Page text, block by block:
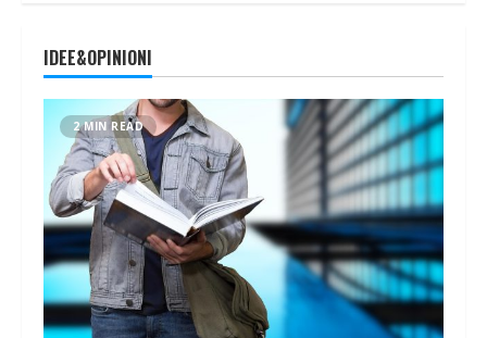
IDEE&OPINIONI
2 MIN READ